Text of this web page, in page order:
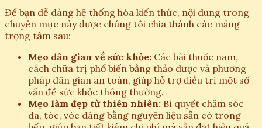
Để bạn dễ dàng hệ thống hóa kiến thức, nội dung trong
chuyên mục này được chúng tôi chia thành các mảng
trọng tâm sau:
Mẹo dân gian về sức khỏe: Các bài thuốc nam,
cách chữa trị phổ biến bằng thảo dược và phương
pháp dân gian an toàn, giúp hỗ trợ điều trị một số
vấn đề sức khỏe thông thường.
Mẹo làm đẹp từ thiên nhiên: Bí quyết chăm sóc
da, tóc, vóc dáng bằng nguyên liệu sẵn có trong